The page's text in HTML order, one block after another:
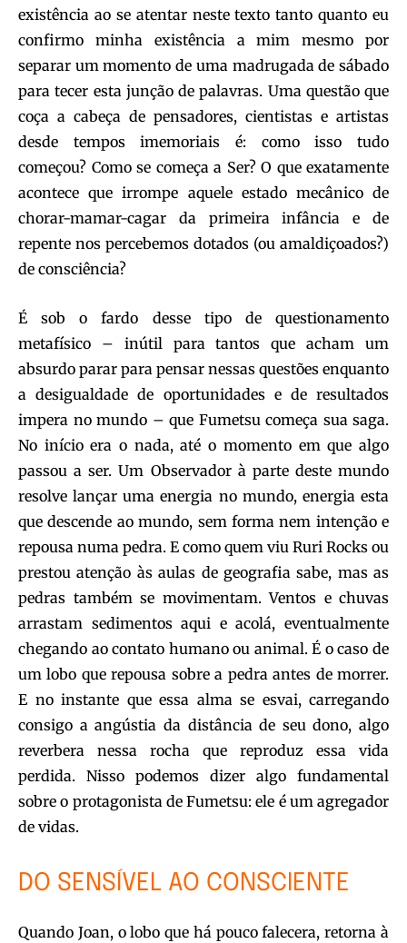
existência ao se atentar neste texto tanto quanto eu
confirmo minha existência a mim mesmo por
separar um momento de uma madrugada de sábado
para tecer esta junção de palavras. Uma questão que
coça a cabeça de pensadores, cientistas e artistas
desde tempos imemoriais é: como isso tudo
começou? Como se começa a Ser? O que exatamente
acontece que irrompe aquele estado mecânico de
chorar-mamar-cagar da primeira infância e de
repente nos percebemos dotados (ou amaldiçoados?)
de consciência?
É sob o fardo desse tipo de questionamento
metafísico – inútil para tantos que acham um
absurdo parar para pensar nessas questões enquanto
a desigualdade de oportunidades e de resultados
impera no mundo – que Fumetsu começa sua saga.
No início era o nada, até o momento em que algo
passou a ser. Um Observador à parte deste mundo
resolve lançar uma energia no mundo, energia esta
que descende ao mundo, sem forma nem intenção e
repousa numa pedra. E como quem viu Ruri Rocks ou
prestou atenção às aulas de geografia sabe, mas as
pedras também se movimentam. Ventos e chuvas
arrastam sedimentos aqui e acolá, eventualmente
chegando ao contato humano ou animal. É o caso de
um lobo que repousa sobre a pedra antes de morrer.
E no instante que essa alma se esvai, carregando
consigo a angústia da distância de seu dono, algo
reverbera nessa rocha que reproduz essa vida
perdida. Nisso podemos dizer algo fundamental
sobre o protagonista de Fumetsu: ele é um agregador
de vidas.
DO SENSÍVEL AO CONSCIENTE
Quando Joan, o lobo que há pouco falecera, retorna à